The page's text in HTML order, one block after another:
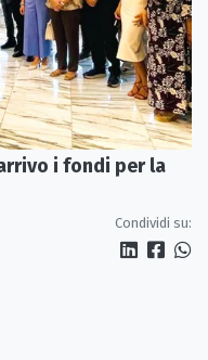
i fondi per la
Condividi su: